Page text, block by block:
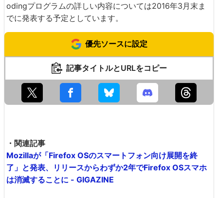
odingプログラムの詳しい内容については2016年3月末ま
でに発表する予定としています。
優先ソースに設定
記事タイトルとURLをコピー
・関連記事
Mozillaが「Firefox OSのスマートフォン向け展開を終
了」と発表、リリースからわずか2年でFirefox OSスマホ
は消滅することに - GIGAZINE